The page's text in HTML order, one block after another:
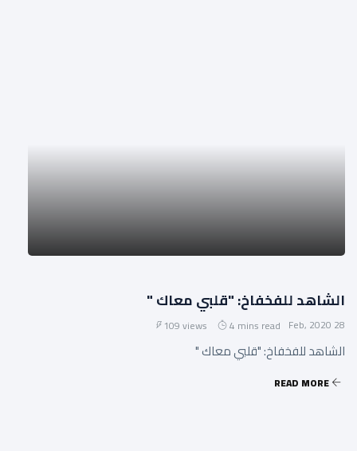
الشاهد للفخفاخ: "قلبي معاك "
28 Feb, 2020
4 mins read
109 views
الشاهد للفخفاخ: "قلبي معاك "
READ MORE